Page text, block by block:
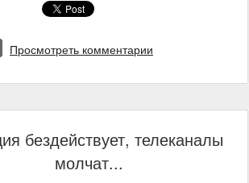
Просмотреть комментарии
бездействует, телеканалы
молчат...